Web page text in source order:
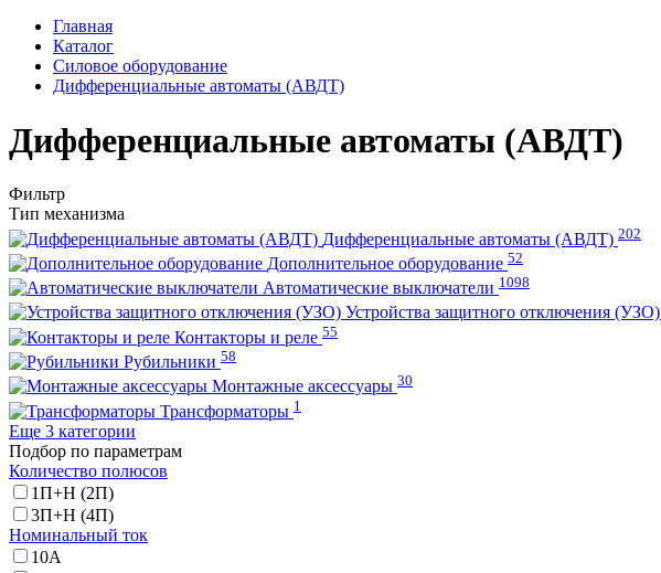
Главная
Каталог
Силовое оборудование
Дифференциальные автоматы (АВДТ)
Дифференциальные автоматы (АВДТ)
Фильтр
Тип механизма
Дифференциальные автоматы (АВДТ) 202
Дополнительное оборудование 52
Автоматические выключатели 1098
Устройства защитного отключения (УЗО)
Контакторы и реле 55
Рубильники 58
Монтажные аксессуары 30
Трансформаторы 1
Еще 3 категории
Подбор по параметрам
Количество полюсов
1П+Н (2П)
3П+Н (4П)
Номинальный ток
10А